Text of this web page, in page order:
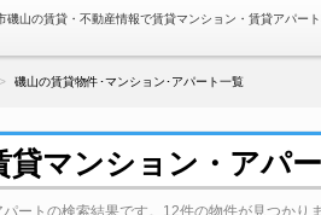
磯山の賃貸・不動産情報で賃貸マンション・賃貸アパー
磯山の賃貸物件･マンション･アパート一覧
貸マンション・アパ
ートの検索結果です。12件の物件が見つかり